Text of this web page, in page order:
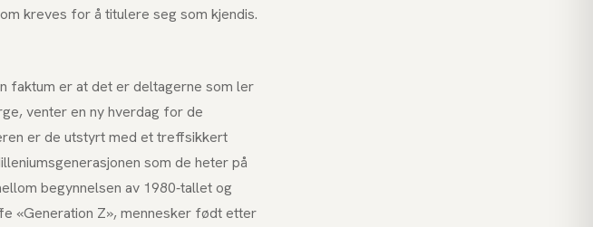
kreves for å titulere seg som kjendis.
faktum er at det er deltagerne som ler
venter en ny hverdag for de
er de utstyrt med et treffsikkert
som de heter på
begynnelsen av 1980-tallet og
«Generation Z», mennesker født etter